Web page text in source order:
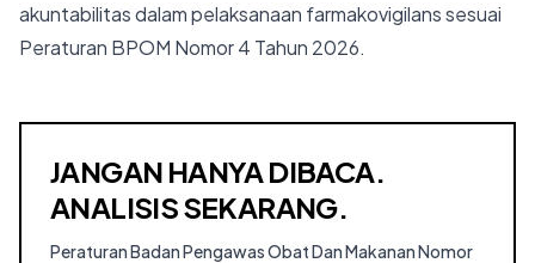
akuntabilitas dalam pelaksanaan farmakovigilans sesuai
Peraturan BPOM Nomor 4 Tahun 2026.
JANGAN HANYA DIBACA.
ANALISIS SEKARANG.
Peraturan Badan Pengawas Obat Dan Makanan Nomor